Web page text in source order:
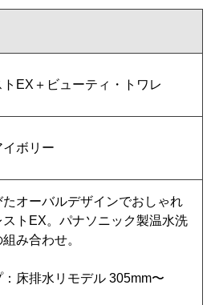
トEX＋ビューティ・トワレ
ボリー
たオーバルデザインでおしゃれ
ストEX。パナソニック製温水洗
み合わせ。
床排水リモデル 305mm〜